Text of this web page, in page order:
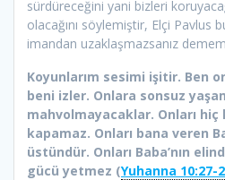
sürdüreceğini yani bizleri
olacağını söylemiştir, Elçi Pavlus
imandan uzaklaşmazsanız
Koyunlarım sesimi işitir. Ben
beni izler. Onlara sonsuz
mahvolmayacaklar. Onları
kapamaz. Onları bana veren
üstündür. Onları Baba’nın
gücü yetmez (Yuhanna 10:27-